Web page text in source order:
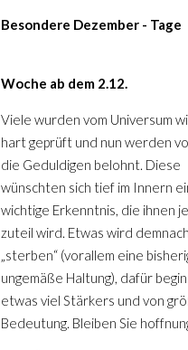
Besondere Dezember - Tage
Woche ab dem 2.12.
Viele wurden vom Universum
hart geprüft und nun werden
die Geduldigen belohnt. Diese
wünschten sich tief im Innern
wichtige Erkenntnis, die ihnen
zuteil wird. Etwas wird demnach
„sterben“ (vorallem eine
ungemäße Haltung), dafür
etwas viel Stärkers und von
Bedeutung. Bleiben Sie